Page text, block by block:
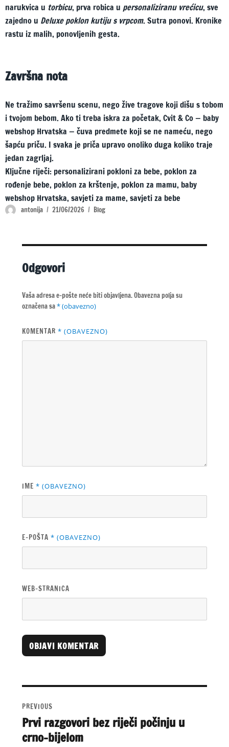
narukvica u torbicu, prva robica u personaliziranu vrećicu, sve
zajedno u Deluxe poklon kutiju s vrpcom. Sutra ponovi. Kronike
rastu iz malih, ponovljenih gesta.
Završna nota
Ne tražimo savršenu scenu, nego žive tragove koji dišu s tobom
i tvojom bebom. Ako ti treba iskra za početak, Cvit & Co — baby
webshop Hrvatska — čuva predmete koji se ne nameću, nego
šapću priču. I svaka je priča upravo onoliko duga koliko traje
jedan zagrljaj.
Ključne riječi: personalizirani pokloni za bebe, poklon za
rođenje bebe, poklon za krštenje, poklon za mamu, baby
webshop Hrvatska, savjeti za mame, savjeti za bebe
Author
antonija
Posted
21/06/2026 Categories
Blog
Odgovori
Vaša adresa e-pošte neće biti objavljena.Obavezna polja su
označena sa* (obavezno)
KOMENTAR * (OBAVEZNO)
IME * (OBAVEZNO)
E-POŠTA * (OBAVEZNO)
WEB-STRANICA
T
R
A
T
objava
PREVIOUS
Previous
post:
Prvi razgovori bez riječi počinju u
crno-bijelom